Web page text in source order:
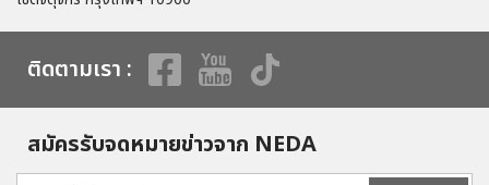
ติดตามเรา :
สมัครรับจดหมายข่าวจาก NEDA